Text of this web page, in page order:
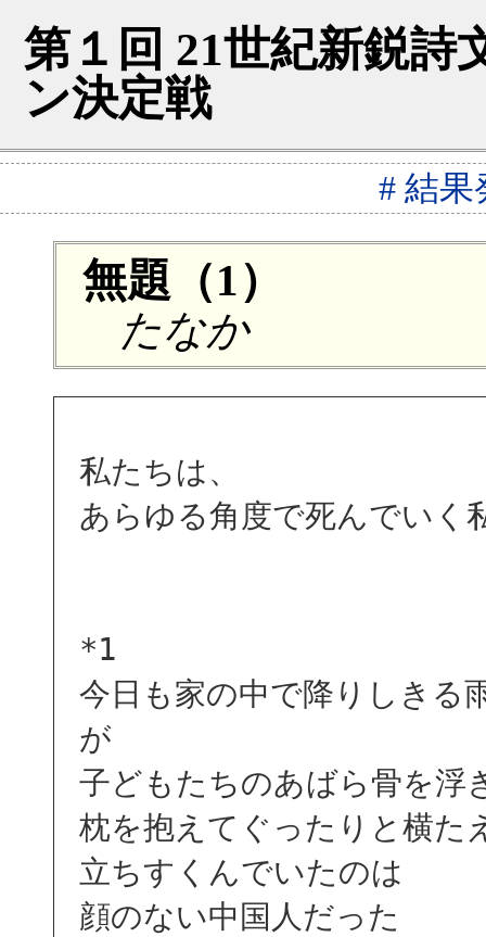
第１回 21世紀新鋭詩
ン決定戦
# 結果
無題（1）
たなか
私たちは、
あらゆる角度で死んでいく
*1
今日も家の中で降りしきる
が
子どもたちのあばら骨を浮
枕を抱えてぐったりと横た
立ちすくんでいたのは
顔のない中国人だった